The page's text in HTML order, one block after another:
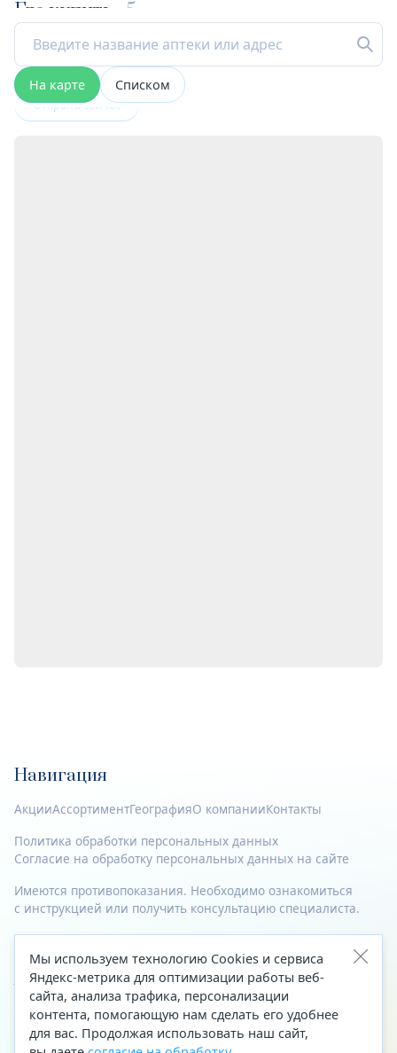
Где купить 5
На карте Списком
Открыта сейчас
Навигация
АкцииАссортиментГеографияО компанииКонтакты
Политика обработки персональных данных
Согласие на обработку персональных данных на сайте
Имеются противопоказания. Необходимо ознакомиться
с инструкцией или получить консультацию специалиста.
© 2023—2026 Все права защищены.
Адрес
Архангельск, ул. Папанина, д. 19 (вход в здание со стороны
автоцентра «Тойота»)
Мы используем технологию Cookies и сервиса
Яндекс-метрика для оптимизации работы веб-
сайта, анализа трафика, персонализации
контента, помогающую нам сделать его удобнее
для вас. Продолжая использовать наш сайт,